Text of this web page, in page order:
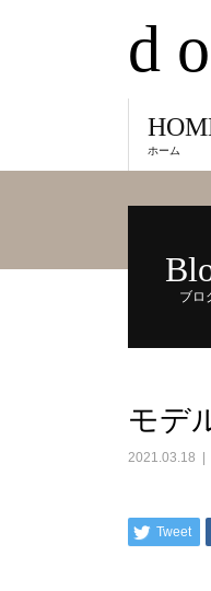
d
ホーム
ブロ
モデ
2021.03.18
Tweet